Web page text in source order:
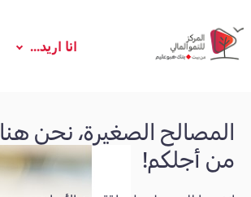
انا اريد...
المصالح الصغيرة، نحن هنا
من أجلكم!